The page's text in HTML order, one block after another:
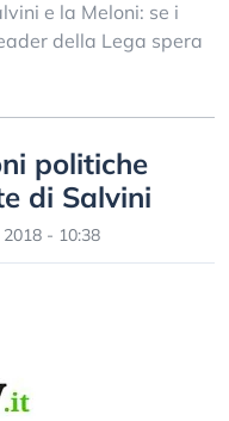
e la Meloni: se i
della Lega spera
politiche
di Salvini
- 10:38